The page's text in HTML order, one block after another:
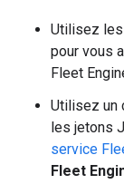
Utilisez les
pour vous
Fleet
Utilisez un
les jetons
service
Fleet